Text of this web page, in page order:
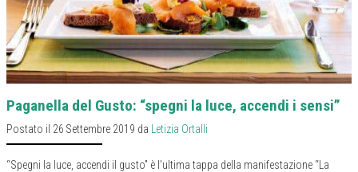
Paganella del Gusto: “spegni la luce, accendi i sensi”
Postato il 26 Settembre 2019 da Letizia Ortalli
“Spegni la luce, accendi il gusto” è l’ultima tappa della manifestazione “La